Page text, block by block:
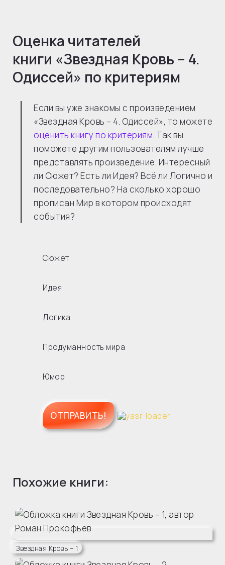
Оценка читателей
книги «Звездная Кровь – 4.
Одиссей» по критериям
Сюжет
Идея
Логика
Продуманность мира
Юмор
Если вы уже знакомы с произведением
«Звездная Кровь – 4. Одиссей», то можете
оценить книгу по критериям. Так вы
поможете другим пользователям лучше
представлять произведение. Интересный
ли Сюжет? Есть ли Идея? Всё ли Логично и
последовательно? На сколько хорошо
прописан Мир в котором происходят
события?
Похожие книги:
Звездная Кровь – 1